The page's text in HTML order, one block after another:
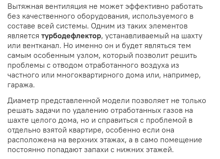
Вытяжная вентиляция не может эффективно работать
без качественного оборудования, используемого в
составе всей системы. Одним из таких элементов
является турбодефлектор, устанавливаемый на шахту
или вентканал. Но именно он и будет являться тем
самым особенным узлом, который позволит решить
проблемы с отводом отработанного воздуха из
частного или многоквартирного дома или, например,
гаража.
Диаметр представленной модели позволяет не только
решать задачи по удалению отработанных газов на
шахте целого дома, но и справиться с проблемой в
отдельно взятой квартире, особенно если она
расположена на верхних этажах, а в само помещение
постоянно попадают запахи с нижних этажей.